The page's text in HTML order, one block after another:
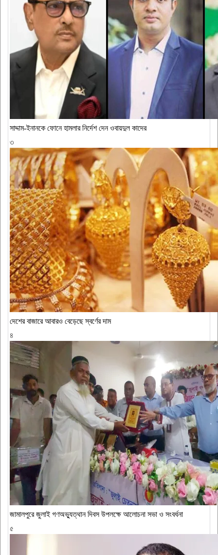
সাদ্দাম-ইনানকে ফোনে হামলার নির্দেশ দেন ওবায়দুল কাদের
৩
দেশের বাজারে আবারও বেড়েছে স্বর্ণের দাম
৪
জামালপুরে জুলাই গণঅভ্যুত্থান দিবস উপলক্ষে আলোচনা সভা ও সংবর্ধনা
৫